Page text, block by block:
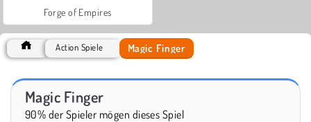
Forge of Empires
Action Spiele Magic Finger
Magic Finger
90% der Spieler mögen dieses Spiel